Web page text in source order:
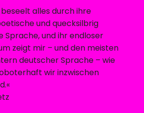
beseelt alles durch ihre
und quecksilbrig
Sprache, und ihr endloser
zeigt mir – und den meisten
deutscher Sprache – wie
wir inzwischen